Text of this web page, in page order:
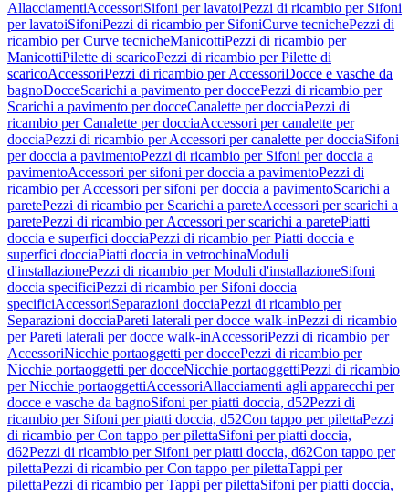
AllacciamentiAccessoriSifoni per lavatoiPezzi di ricambio per Sifoni
per lavatoiSifoniPezzi di ricambio per SifoniCurve tecnichePezzi di
ricambio per Curve tecnicheManicottiPezzi di ricambio per
ManicottiPilette di scaricoPezzi di ricambio per Pilette di
scaricoAccessoriPezzi di ricambio per AccessoriDocce e vasche da
bagnoDocceScarichi a pavimento per doccePezzi di ricambio per
Scarichi a pavimento per docceCanalette per docciaPezzi di
ricambio per Canalette per docciaAccessori per canalette per
docciaPezzi di ricambio per Accessori per canalette per docciaSifoni
per doccia a pavimentoPezzi di ricambio per Sifoni per doccia a
pavimentoAccessori per sifoni per doccia a pavimentoPezzi di
ricambio per Accessori per sifoni per doccia a pavimentoScarichi a
paretePezzi di ricambio per Scarichi a pareteAccessori per scarichi a
paretePezzi di ricambio per Accessori per scarichi a paretePiatti
doccia e superfici docciaPezzi di ricambio per Piatti doccia e
superfici docciaPiatti doccia in vetrochinaModuli
d'installazionePezzi di ricambio per Moduli d'installazioneSifoni
doccia specificiPezzi di ricambio per Sifoni doccia
specificiAccessoriSeparazioni docciaPezzi di ricambio per
Separazioni docciaPareti laterali per docce walk-inPezzi di ricambio
per Pareti laterali per docce walk-inAccessoriPezzi di ricambio per
AccessoriNicchie portaoggetti per doccePezzi di ricambio per
Nicchie portaoggetti per docceNicchie portaoggettiPezzi di ricambio
per Nicchie portaoggettiAccessoriAllacciamenti agli apparecchi per
docce e vasche da bagnoSifoni per piatti doccia, d52Pezzi di
ricambio per Sifoni per piatti doccia, d52Con tappo per pilettaPezzi
di ricambio per Con tappo per pilettaSifoni per piatti doccia,
d62Pezzi di ricambio per Sifoni per piatti doccia, d62Con tappo per
pilettaPezzi di ricambio per Con tappo per pilettaTappi per
pilettaPezzi di ricambio per Tappi per pilettaSifoni per piatti doccia,